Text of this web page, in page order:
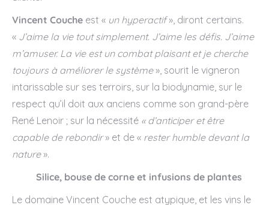
Vincent Couche est « un hyperactif», diront certains.
« J’aime la vie tout simplement. J’aime les défis. J’aime
m’amuser. La vie est un combat plaisant et je cherche
toujours à améliorer le système», sourit le vigneron
intarissable sur ses terroirs, sur la biodynamie, sur le
respect qu’il doit aux anciens comme son grand-père
René Lenoir ; sur la nécessité « d’anticiper et être
capable de rebondir» et de « rester humble devant la
nature».
Silice, bouse de corne et infusions de plantes
Le domaine Vincent Couche est atypique, et les vins le